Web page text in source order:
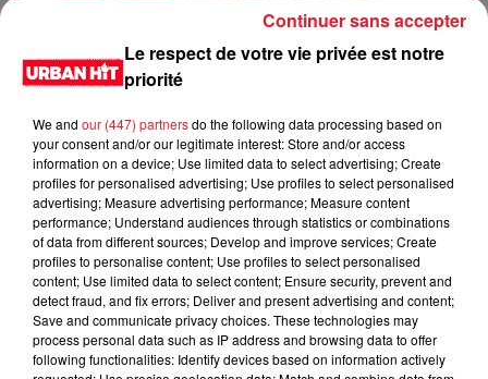
FOLA & Victony - golibe
Le respect de votre vie privée est notre
priorité
We and our (447) partnersdo the following data processing based on
your consent and/or our legitimate interest: Store and/or access
information on a device; Use limited data to select advertising; Create
profiles for personalised advertising; Use profiles to select personalised
advertising; Measure advertising performance; Measure content
performance; Understand audiences through statistics or combinations
of data from different sources; Develop and improve services; Create
profiles to personalise content; Use profiles to select personalised
content; Use limited data to select content; Ensure security, prevent and
detect fraud, and fix errors; Deliver and present advertising and content;
Save and communicate privacy choices. These technologies may
process personal data such as IP address and browsing data to offer
following functionalities: Identify devices based on information actively
Continuer sans accepter